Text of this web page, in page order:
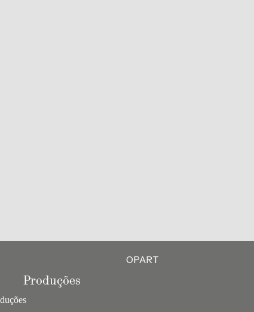
OPART
Produções